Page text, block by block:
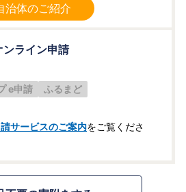
治体のご紹介
ンライン申請
e申請
ふるまど
サービスのご案内をご覧くださ